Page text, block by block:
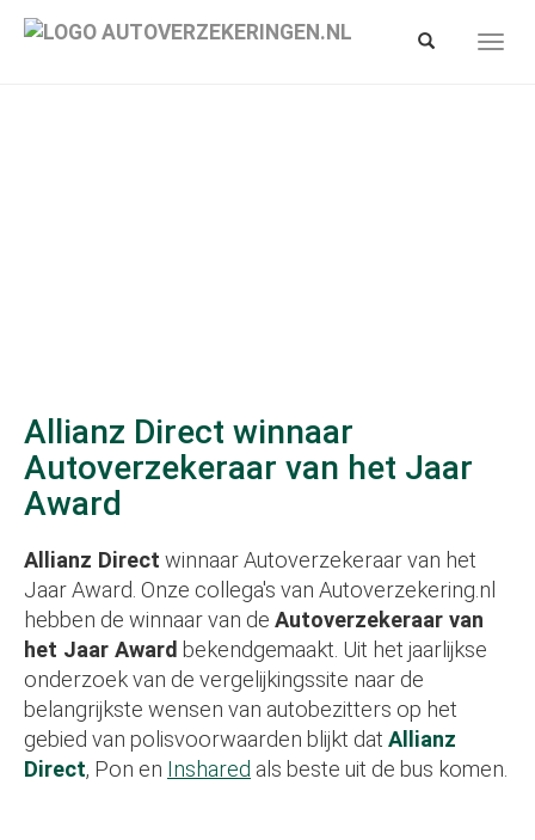
naar
Toon/verberg
Allianz Direct winnaar
Autoverzekeraar van het Jaar
Award
Allianz Direct winnaar Autoverzekeraar van het
Jaar Award. Onze collega's van Autoverzekering.nl
hebben de winnaar van de Autoverzekeraar van
het Jaar Award bekendgemaakt. Uit het jaarlijkse
onderzoek van de vergelijkingssite naar de
belangrijkste wensen van autobezitters op het
gebied van polisvoorwaarden blijkt dat Allianz
Direct, Pon en Inshared als beste uit de bus komen.